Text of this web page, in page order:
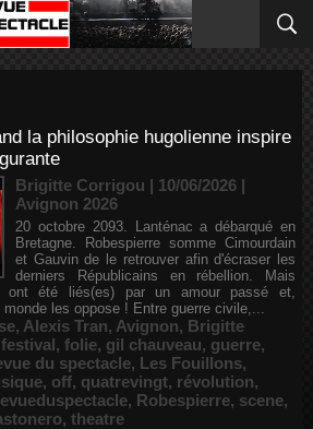
la philosophie hugolienne inspire
Brigitte Corrigou | 10/06/2026 |
Avignon 2026
20 octobre 2093. Lanténac a débarqué en
Bretagne. Robespierre somme Cimourdain
et Gauvin de le retrouver afin d'écraser les
derniers Républicains en rébellion. Mais
ont été liés(es) par un amour passé et,
les oppose ! Entre guerre civile,...
, Alexis Tran, Avignon, Brigitte
festival, folie, gil chauveau, guerre,
du spectacle, Les Fouillons,
, off, quatrevingt, révolution,
, Robespierre, scene,
, theatre